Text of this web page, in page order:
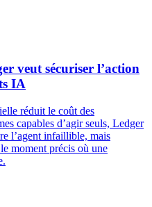
veut sécuriser l’action
IA
réduit le coût des
capables d’agir seuls, Ledger
l’agent infaillible, mais
moment précis où une